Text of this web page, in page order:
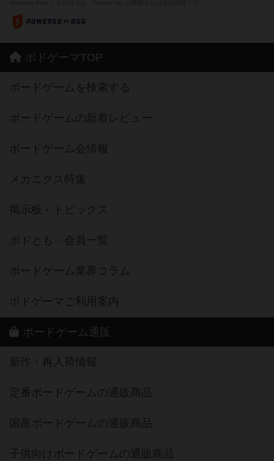
ボドゲーマTOP
ボードゲームを検索する
ボードゲームの新着レビュー
ボードゲーム会情報
メカニクス特集
掲示板・トピックス
ボドとも・会員一覧
ボードゲーム業界コラム
ボドゲーマご利用案内
ボードゲーム通販
新作・再入荷情報
定番ボードゲームの通販商品
国産ボードゲームの通販商品
子供向けボードゲームの通販商品